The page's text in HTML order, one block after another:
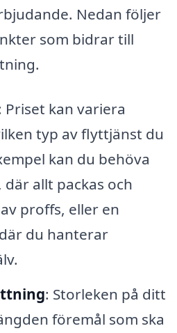
Nedan följer
som bidrar till
Priset kan variera
typ av flyttjänst du
kan du behöva
allt packas och
proffs, eller en
du hanterar
: Storleken på ditt
föremål som ska